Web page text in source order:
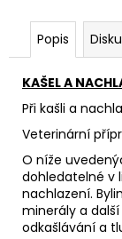
Popis
KAŠEL A
Při kašli a
Veterinární
O níže
dohledatelné v
nachlazení.
minerály a
odkašlávání a
IMMUNITY
Kč